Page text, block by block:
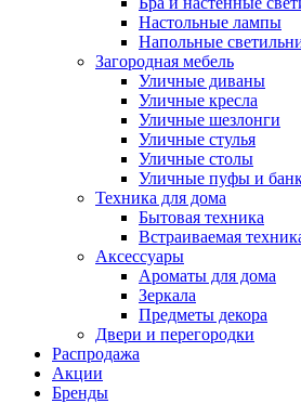
Настольные лампы
Напольные
Загородная мебель
Уличные диваны
Уличные кресла
Уличные шезлонги
Уличные стулья
Уличные столы
Уличные пуфы и
Техника для дома
Бытовая техника
Встраиваемая
Аксессуары
Ароматы для дома
Зеркала
Предметы декора
Двери и перегородки
Распродажа
Акции
Бренды